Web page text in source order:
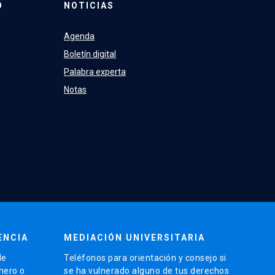
NOTICIAS
Agenda
Boletín digital
Palabra experta
Notas
o
MEDIACIÓN UNIVERSITARIA
Teléfonos para orientación y consejo si
se ha vulnerado alguno de tus derechos